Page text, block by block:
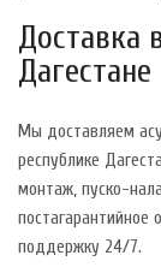
Доставка
Дагестане
Мы доставляем
республике
монтаж, пуско-
постагарантийное
поддержку 24/7.